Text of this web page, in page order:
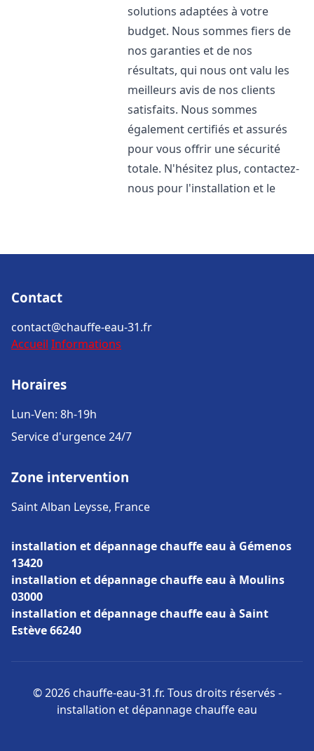
solutions adaptées à votre
budget. Nous sommes fiers de
nos garanties et de nos
résultats, qui nous ont valu les
meilleurs avis de nos clients
satisfaits. Nous sommes
également certifiés et assurés
pour vous offrir une sécurité
totale. N'hésitez plus, contactez-
nous pour l'installation et le
Contact
contact@chauffe-eau-31.fr
Accueil Informations
Horaires
Lun-Ven: 8h-19h
Service d'urgence 24/7
Zone intervention
Saint Alban Leysse, France
installation et dépannage chauffe eau à Gémenos
13420
installation et dépannage chauffe eau à Moulins
03000
installation et dépannage chauffe eau à Saint
Estève 66240
© 2026 chauffe-eau-31.fr. Tous droits réservés -
installation et dépannage chauffe eau